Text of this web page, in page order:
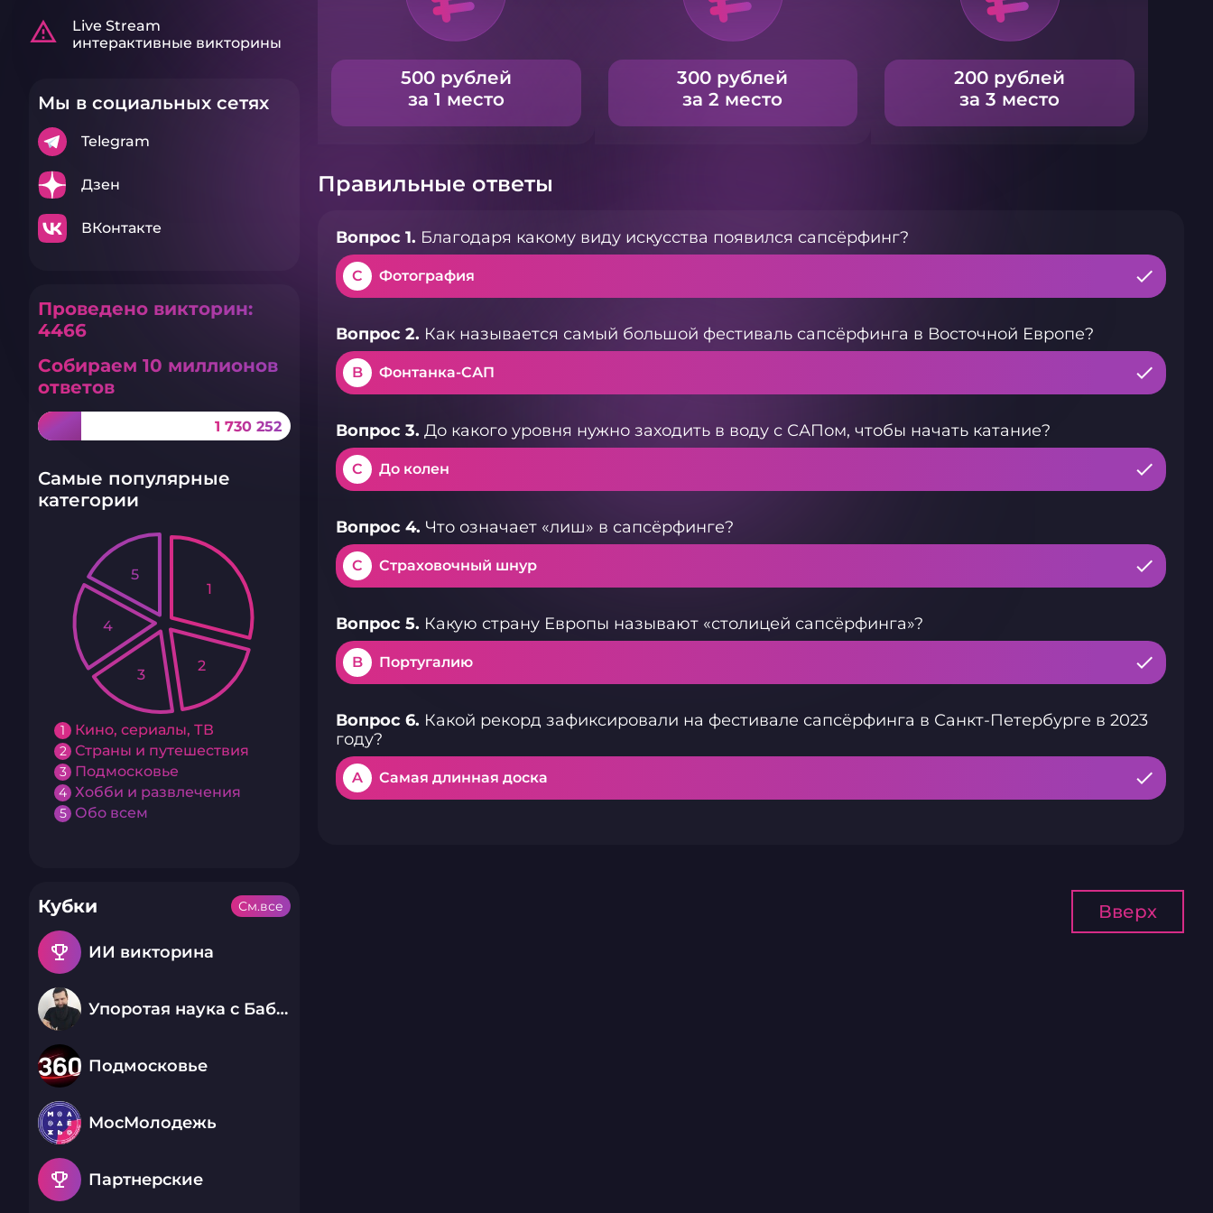
warning_amber
Live Stream
интерактивные викторины
Мы в социальных сетях
Telegram
Дзен
ВКонтакте
Проведено викторин:
4466
Собираем 10 миллионов
ответов
1 730 252
Самые популярные
категории
1 Кино, сериалы, ТВ
2 Страны и путешествия
3 Подмосковье
4 Хобби и развлечения
5 Обо всем
1
2
3
4
5
Кубки
emoji_events ИИ викторина
Упоротая наука с Бабаем Лютым
Подмосковье
МосМолодежь
emoji_events Партнерские
См.все
500 рублей
за 1 место
300 рублей
за 2 место
200 рублей
за 3 место
Правильные ответы
Вопрос 1. Благодаря какому виду искусства появился сапсёрфинг?
C Фотография
Вопрос 2. Как называется самый большой фестиваль сапсёрфинга в Восточной Европе?
B Фонтанка-САП
Вопрос 3. До какого уровня нужно заходить в воду с САПом, чтобы начать катание?
C До колен
Вопрос 4. Что означает «лиш» в сапсёрфинге?
C Страховочный шнур
Вопрос 5. Какую страну Европы называют «столицей сапсёрфинга»?
B Португалию
Вопрос 6. Какой рекорд зафиксировали на фестивале сапсёрфинга в Санкт-Петербурге в 2023
году?
A Самая длинная доска
Вверх